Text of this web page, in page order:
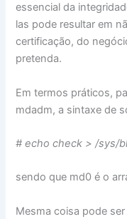
essencial da
las pode resultar em
certificação, do
pretenda.
Em termos práticos,
mdadm, a sintaxe de
# echo check > /sys/
sendo que md0 é o
Mesma coisa pode